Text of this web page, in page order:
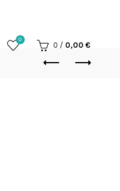
0
0 / 0,00 €